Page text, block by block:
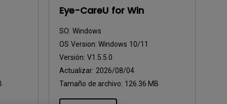
Eye-CareU for Win
SO: Windows
OS Version:Windows 10/11
Versión: V1.5.5.0
Actualizar: 2026/08/04
Tamaño de archivo: 126.36 MB